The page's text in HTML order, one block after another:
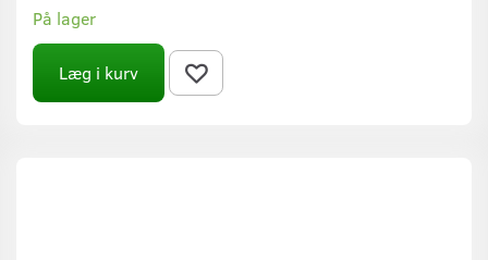
På lager
Læg i kurv